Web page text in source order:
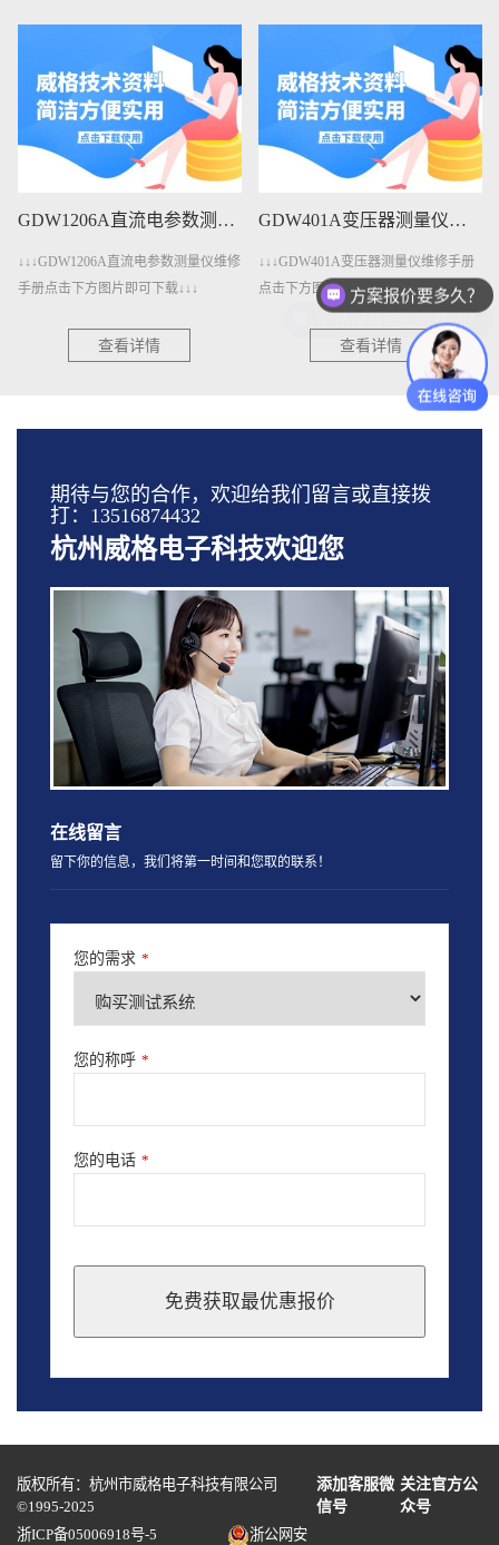
GDW1206A直流电参数测量仪维修手册下载
参数测量仪维修
下载↓↓↓
GDW401A变压器测量仪维修手册下载
↓↓↓GDW401A变压器测量仪维修手册
点击下方图片即可下载↓↓↓
↓↓↓GDW401变压器测
击下方图片即可下载
查看详
期待与您的合作，欢迎给我们留言或直接拨
打：13516874432
杭州威格电子科技欢迎您
在线留言
留下你的信息，我们将第一时间和您取的联系！
您的需求 *
您的称呼 *
您的电话 *
免费获取最优惠报价
should
blank
版权所有：杭州市威格电子科技有限公司
©1995-2025
添加客服微
信号
关注官方公
众号
浙ICP备05006918号-5
浙公网安
方案报价要多久？
测试设备怎么收费的？